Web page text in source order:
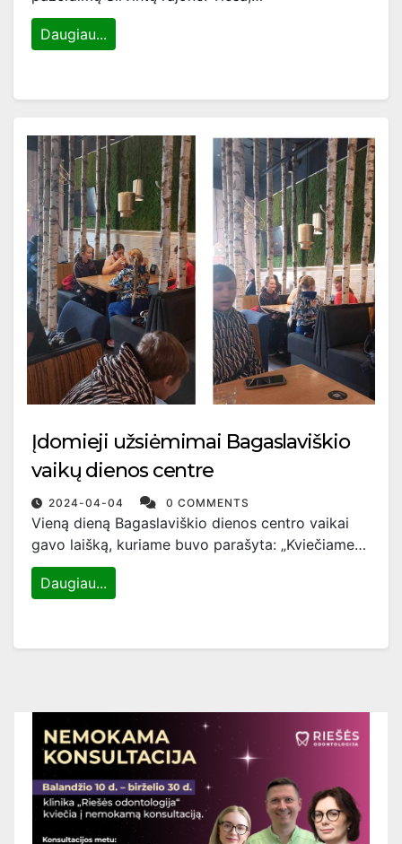
Daugiau...
Įdomieji užsiėmimai Bagaslaviškio
vaikų dienos centre
2024-04-04 0 COMMENTS
Vieną dieną Bagaslaviškio dienos centro vaikai
gavo laišką, kuriame buvo parašyta: „Kviečiame…
Daugiau...